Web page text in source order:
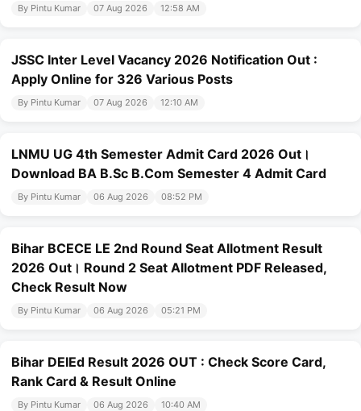
By Pintu Kumar 07 Aug 2026 12:58 AM
JSSC Inter Level Vacancy 2026 Notification Out :
Apply Online for 326 Various Posts
By Pintu Kumar 07 Aug 2026 12:10 AM
LNMU UG 4th Semester Admit Card 2026 Out।
Download BA B.Sc B.Com Semester 4 Admit Card
By Pintu Kumar 06 Aug 2026 08:52 PM
Bihar BCECE LE 2nd Round Seat Allotment Result
2026 Out। Round 2 Seat Allotment PDF Released,
Check Result Now
By Pintu Kumar 06 Aug 2026 05:21 PM
Bihar DElEd Result 2026 OUT : Check Score Card,
Rank Card & Result Online
By Pintu Kumar 06 Aug 2026 10:40 AM